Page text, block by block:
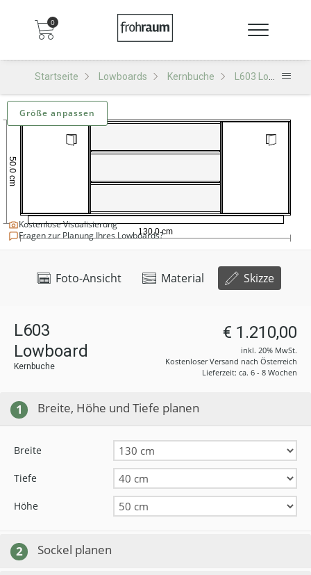
0
Startseite Lowboards Kernbuche L603 Lowboard
Foto-Ansicht Material Skizze
Kostenlose Visualisierung
Fragen zur Planung Ihres Lowboards?
Größe anpassen
L603
Lowboard
Kernbuche
€ 1.210,00
inkl. 20% MwSt.
Kostenloser Versand nach Österreich
Lieferzeit: ca. 6 - 8 Wochen
1 Breite, Höhe und Tiefe planen
Breite
Tiefe
Höhe
2 Sockel planen